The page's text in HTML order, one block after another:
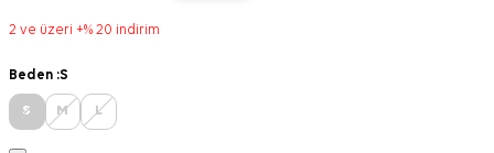
2 ve üzeri +% 20 indirim
Beden :S
S M L